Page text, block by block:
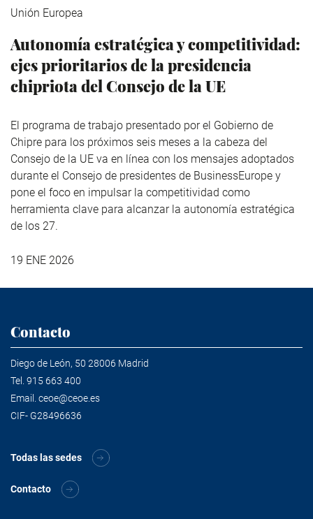
Unión Europea
Autonomía estratégica y competitividad:
ejes prioritarios de la presidencia
chipriota del Consejo de la UE
El programa de trabajo presentado por el Gobierno de
Chipre para los próximos seis meses a la cabeza del
Consejo de la UE va en línea con los mensajes adoptados
durante el Consejo de presidentes de BusinessEurope y
pone el foco en impulsar la competitividad como
herramienta clave para alcanzar la autonomía estratégica
de los 27.
19 ENE 2026
Contacto
Diego de León, 50 28006 Madrid
Tel. 915 663 400
Email. ceoe@ceoe.es
CIF- G28496636
Todas las sedes
Contacto